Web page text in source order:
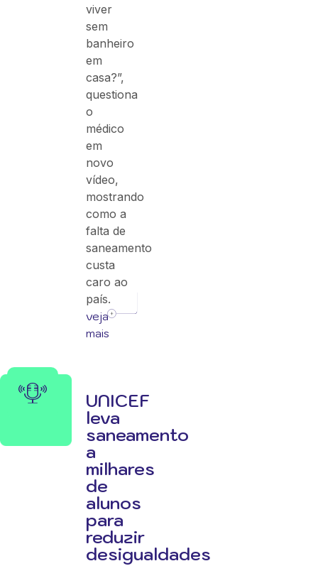
viver
sem
banheiro
em
casa?”,
questiona
o
médico
em
novo
vídeo,
mostrando
como a
falta de
saneamento
custa
caro ao
país.
veja
mais
UNICEF
leva
saneamento
a
milhares
de
alunos
para
reduzir
desigualdades